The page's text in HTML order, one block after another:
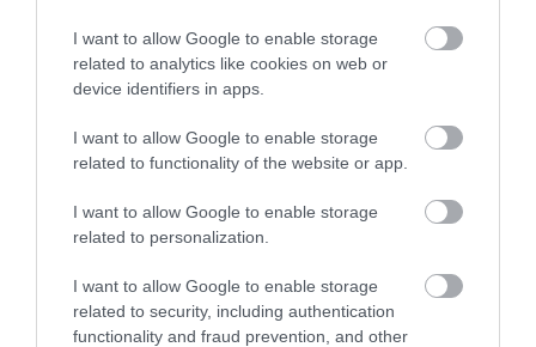
I want to allow Google to enable storage
related to analytics like cookies on web or
device identifiers in apps.
I want to allow Google to enable storage
related to functionality of the website or app.
I want to allow Google to enable storage
related to personalization.
I want to allow Google to enable storage
related to security, including authentication
functionality and fraud prevention, and other
TELJESEN ÚJRAINDUL A P...
Mindenki ügye
TANULJ NÉMETÜL OTTHONRÓL: A
2026. augusztus 07|Promóció
ÚJRAINDULNAK A KORÁBBAN
LEÁLLÍTOTT SZOLGÁLTATÁSOK AZ EGRI...
2026. augusztus 07|Eger ügye